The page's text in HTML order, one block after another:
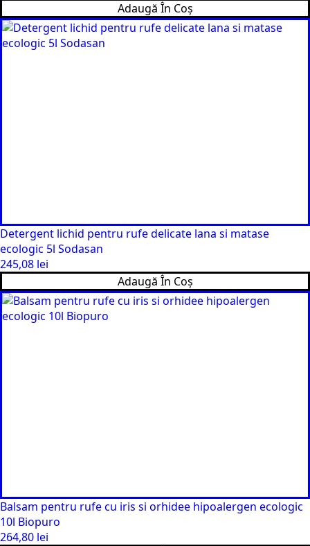
Adaugă În Coș
Detergent lichid pentru rufe delicate lana si matase
ecologic 5l Sodasan
245,08 lei
Adaugă În Coș
Balsam pentru rufe cu iris si orhidee hipoalergen ecologic
10l Biopuro
264,80 lei